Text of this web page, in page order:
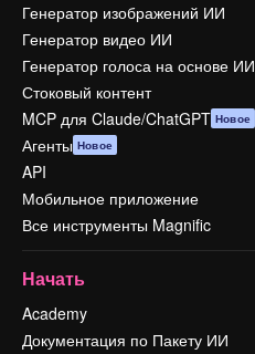
Генератор изображений ИИ
Генератор видео ИИ
Генератор голоса на основе ИИ
Стоковый контент
MCP для Claude/ChatGPT Новое
Агенты Новое
API
Мобильное приложение
Все инструменты Magnific
Начать
Academy
Документация по Пакету ИИ